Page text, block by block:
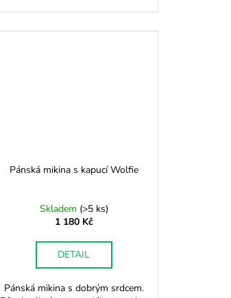
Pánská mikina s kapucí Wolfie
Skladem (>5 ks)
1 180 Kč
DETAIL
Pánská mikina s dobrým srdcem.